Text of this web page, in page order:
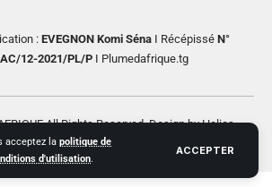
acceptez la politique de
d'utilisation.
ACCEPTER
: EVEGNON Komi SénaI RécépisséN°
12-2021/PL/PI Plumedafrique.tg
All Rights Reserved. Design by Helios
Creative